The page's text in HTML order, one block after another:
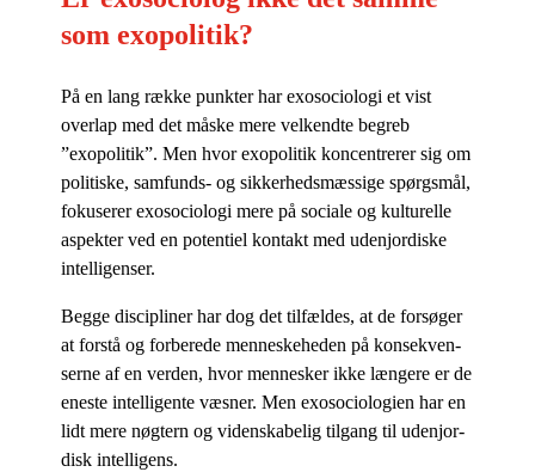
som exopolitik?
På en lang ræk­ke punk­ter har exo­so­cio­lo­gi et vist
over­lap med det må­ske mere vel­kend­te be­greb
”exopo­li­tik”. Men hvor exopo­li­tik kon­cen­tre­rer sig om
po­li­ti­ske, sam­funds- og sik­ker­heds­mæs­si­ge spørgs­mål,
fo­ku­se­rer exo­so­cio­lo­gi mere på so­ci­a­le og kul­tu­rel­le
aspek­ter ved en po­ten­ti­el kon­takt med udenjor­di­ske
intelligenser.
Beg­ge di­sci­pli­ner har dog det til­fæl­des, at de for­sø­ger
at for­stå og for­be­re­de men­ne­ske­he­den på kon­se­kven­
ser­ne af en ver­den, hvor men­ne­sker ikke læn­ge­re er de
ene­ste in­tel­li­gen­te væs­ner. Men exo­so­cio­lo­gi­en har en
lidt mere nøg­tern og vi­den­ska­be­lig til­gang til udenjor­
disk intelligens.